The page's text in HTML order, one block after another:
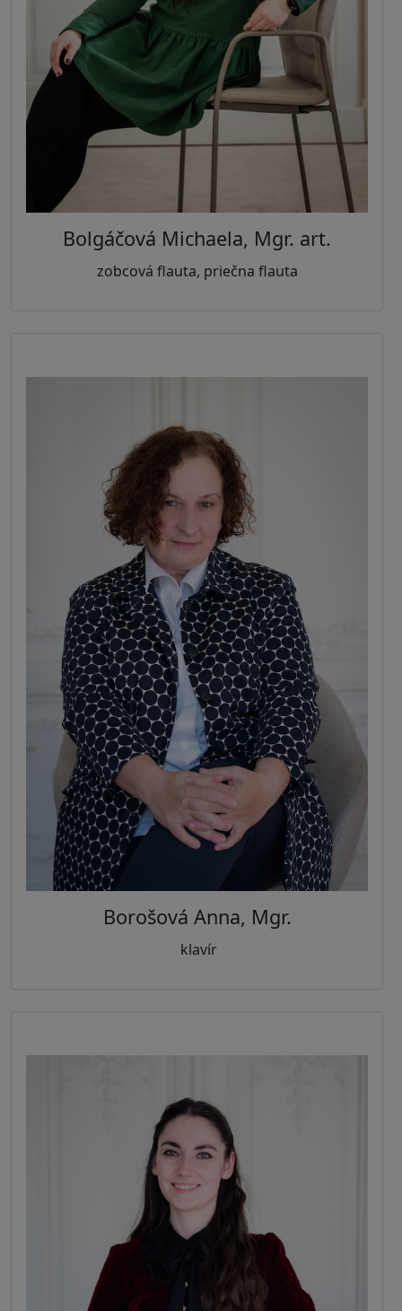
Bolgáčová Michaela, Mgr. art.
zobcová flauta, priečna flauta
Borošová Anna, Mgr.
klavír